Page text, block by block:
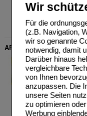
Wir
Für die
(z.B. Navigation,
wir so genannte
notwendig, damit
Darüber hinaus
vergleichbare
von Ihnen
anzupassen. Die
unsere Seiten
zu optimieren
Werbung
APODAY Vitamin-
WEPA
GmbH & Co KG
14002209
10X5g Pulver